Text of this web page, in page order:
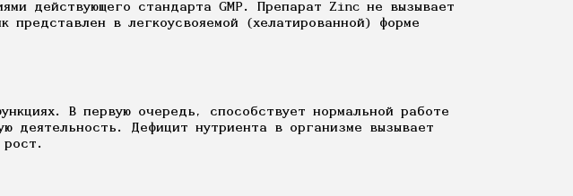
действующего стандарта GMP. Препарат Zinc не вызывает
представлен в легкоусвояемой (хелатированной) форме
В первую очередь, способствует нормальной работе
деятельность. Дефицит нутриента в организме вызывает